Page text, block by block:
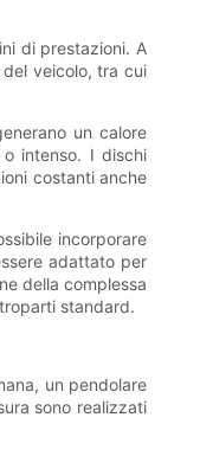
di prestazioni. A
veicolo, tra cui
un calore
intenso. I dischi
costanti anche
incorporare
adattato per
della complessa
standard.
un pendolare
sono realizzati